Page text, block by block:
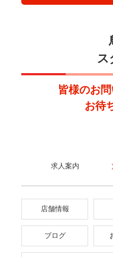
ス
皆様のお
お待
求人案内
店舗情報
ブログ